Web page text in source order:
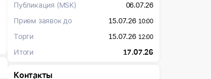
Публикация (MSK)
06.07.26
Прием заявок до
15.07.26 10:00
Торги 15.07.26 12:00
Итоги 17.07.26
Контакты